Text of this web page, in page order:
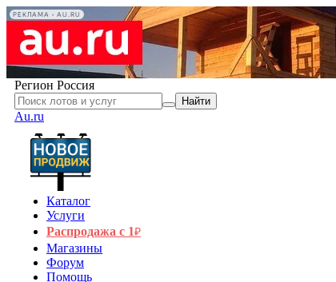
РЕКЛАМА • AU.RU
Регион Россия
Найти
Au.ru
Каталог
Услуги
Распродажа с 1₽
Магазины
Форум
Помощь